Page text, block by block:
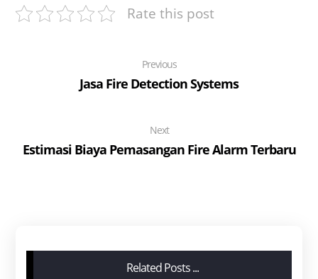
Rate this post
Previous
Jasa Fire Detection Systems
Next
Estimasi Biaya Pemasangan Fire Alarm Terbaru
Related Posts ...